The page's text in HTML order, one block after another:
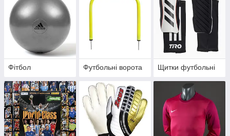
Фітбол Футбольні ворота Щитки футбольні